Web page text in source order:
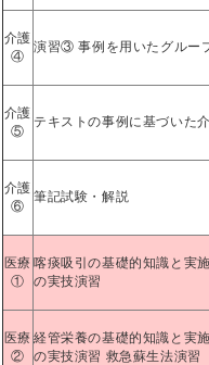
介護
④
演習③ 事例を用いたグルー
介護
⑤
テキストの事例に基づいた
介護
⑥
筆記試験・解説
医療
①
喀痰吸引の基礎的知識と実
の実技演習
医療
②
経管栄養の基礎的知識と実
の実技演習 救急蘇生法演習